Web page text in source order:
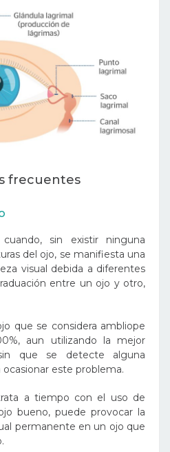
frecuentes
sin existir ninguna
del ojo, se manifiesta una
visual debida a diferentes
entre un ojo y otro,
que se considera ambliope
aun utilizando la mejor
que se detecte alguna
este problema.
a tiempo con el uso de
bueno, puede provocar la
permanente en un ojo que